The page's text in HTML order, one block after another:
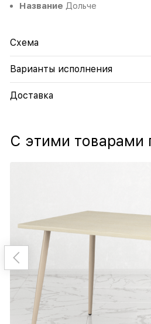
Название Дольче
Схема
Варианты исполнения
Доставка
С этими товарами